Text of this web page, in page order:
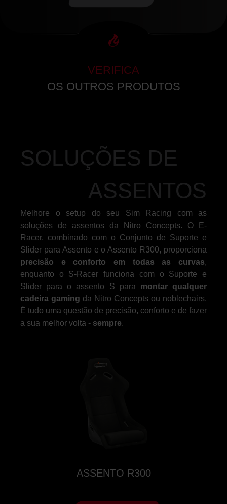
VERIFICA
OS OUTROS PRODUTOS
SOLUÇÕES DE
ASSENTOS
Melhore o setup do seu Sim Racing com as
soluções de assentos da Nitro Concepts. O E-
Racer, combinado com o Conjunto de Suporte e
Slider para Assento e o Assento R300, proporciona
precisão e conforto em todas as curvas,
enquanto o S-Racer funciona com o Suporte e
Slider para o assento S para montar qualquer
cadeira gaming da Nitro Concepts ou noblechairs.
É tudo uma questão de precisão, conforto e de fazer
a sua melhor volta - sempre.
ASSENTO R300